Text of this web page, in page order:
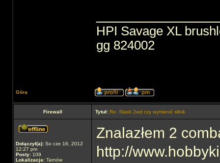
HPI Savage XL
gg 824002
Góra
Firewall Tytuł: Re: Slash 2wd czy wymienić silnik
Dołączył(a): So cze 16, 2012
12:27 pm
Posty: 109
Lokalizacja: Tarnów
Znalazłem 2
http://